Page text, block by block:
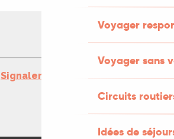
Voyager
Voyager sans
Circuits
Idées de
Signaler une erreur